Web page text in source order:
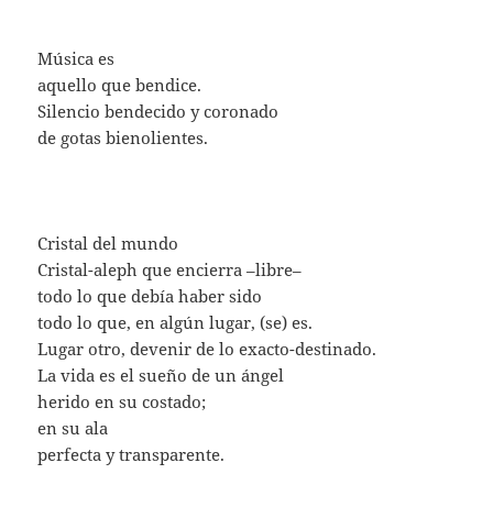
Música es
aquello que bendice.
Silencio bendecido y coronado
de gotas bienolientes.
Cristal del mundo
Cristal-aleph que encierra –libre–
todo lo que debía haber sido
todo lo que, en algún lugar, (se) es.
Lugar otro, devenir de lo exacto-destinado.
La vida es el sueño de un ángel
herido en su costado;
en su ala
perfecta y transparente.